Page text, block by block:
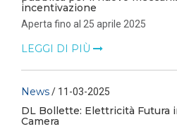
incentivazione
Aperta fino al 25 aprile 2025
LEGGI DI PIÙ
News/ 11-03-2025
DL Bollette: Elettricità Futura
Camera